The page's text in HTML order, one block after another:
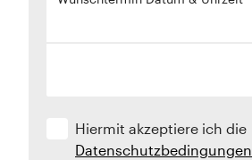
Hiermit akzeptiere ich die
Datenschutzbedingungen